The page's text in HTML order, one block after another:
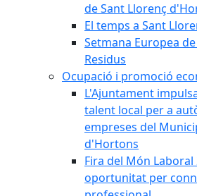
de Sant Llorenç
El temps a Sant
Setmana Europea
Residus
Ocupació i promoció
L'Ajuntament
talent local per a
empreses del
d'Hortons
Fira del Món Laboral
oportunitat per